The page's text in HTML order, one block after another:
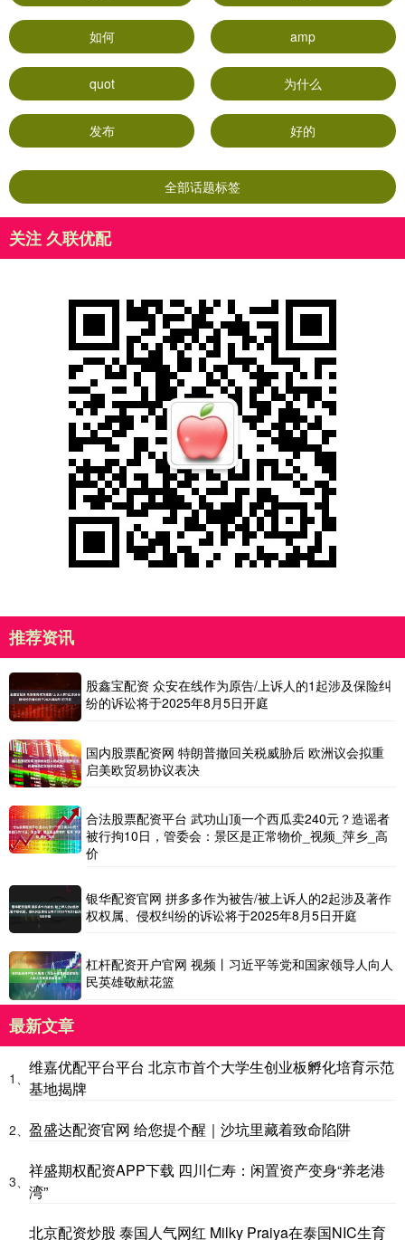
如何 amp
quot 为什么
发布 好的
全部话题标签
关注 久联优配
推荐资讯
股鑫宝配资 众安在线作为原告/上诉人的1起涉及保险纠
纷的诉讼将于2025年8月5日开庭
国内股票配资网 特朗普撤回关税威胁后 欧洲议会拟重
启美欧贸易协议表决
合法股票配资平台 武功山顶一个西瓜卖240元？造谣者
被行拘10日，管委会：景区是正常物价_视频_萍乡_高
价
银华配资官网 拼多多作为被告/被上诉人的2起涉及著作
权权属、侵权纠纷的诉讼将于2025年8月5日开庭
杠杆配资开户官网 视频丨习近平等党和国家领导人向人
民英雄敬献花篮
最新文章
1、
维嘉优配平台平台 北京市首个大学生创业板孵化培育示范
基地揭牌
2、 盈盛达配资官网 给您提个醒｜沙坑里藏着致命陷阱
3、
祥盛期权配资APP下载 四川仁寿：闲置资产变身“养老港
湾”
北京配资炒股 泰国人气网红 Milky Praiya在泰国NIC生育